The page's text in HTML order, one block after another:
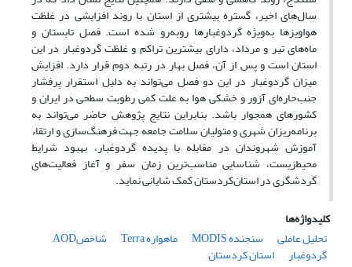
سال‌‌های اخیر، گستره بیشتری از استان با روند افزایشی در غلظت
هواویز‌‌ها به‌ویژه گردوغبارها روبه‌رو شده است. فصل تابستان و
ماه‌‌های تیر و مرداد، دارای بیشترین تراکم و غلظت گردوغبار در این
استان است و پس از آن، فصل بهار در رتبه دوم قرار دارد. افزایش
میزان گردوغبار در این دو فصل می‌‌تواند به دلیل استقرار پرفشار
جنب‌‌حاره‌‌ای آزور و خشکی هوا به علت کمی رطوبت سطحی در ایران و
کشورهای همجوار باشد. بنابراین نتایج پژوهش حاضر می‌‌تواند به
برنامه‌‌ریزان شهری و متولیان سلامت جامعه جهت فرهنگ‌‌سازی و ارتقاء
آموزش شهروندان در مقابله با پدیده گردوغبار، بهبود شرایط
محیط‌‌زیست، شناسایی مناسب‌‌ترین زمان سفر و آغاز فعالیت‌‌های
‌‌گردشگری در استان‌‌کردستان کمک شایانی نماید.
کلیدواژه‌ها
تحلیل عاملی
سنجنده MODIS ماهواره Terra شاخصAOD
گردوغبار
استان کردستان